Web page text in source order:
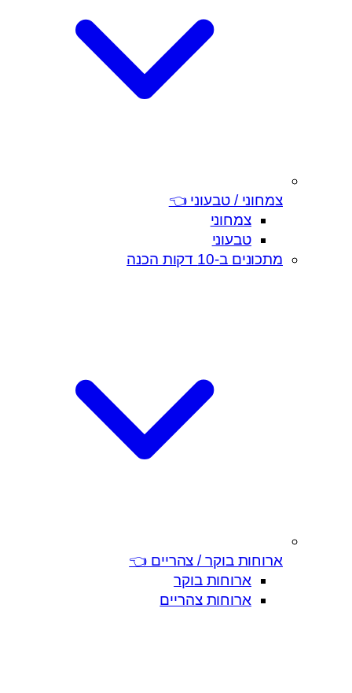
צמחוני / טבעוני 👈
צמחוני
טבעוני
מתכונים ב-10 דקות הכנה
ארוחות בוקר / צהריים 👈
ארוחות בוקר
ארוחות צהריים